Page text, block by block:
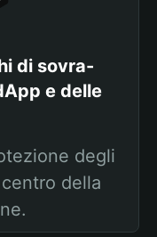
di sovra-
e delle
degli
della